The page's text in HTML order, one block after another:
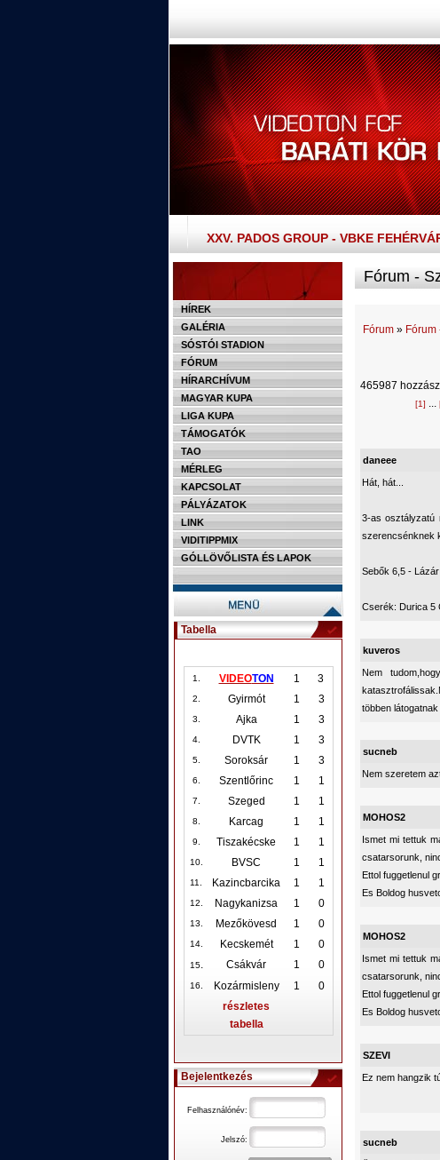
XXV. PADOS GROUP - VBKE
HÍREK
GALÉRIA
SÓSTÓI STADION
FÓRUM
HÍRARCHÍVUM
MAGYAR KUPA
LIGA KUPA
TÁMOGATÓK
TAO
MÉRLEG
KAPCSOLAT
PÁLYÁZATOK
LINK
VIDITIPPMIX
GÓLLÖVŐLISTA ÉS LAPOK
Tabella
1. VIDEOTON 1 3
2. Gyirmót 1 3
3. Ajka 1 3
4. DVTK 1 3
5. Soroksár 1 3
6. Szentlőrinc 1 1
7. Szeged 1 1
8. Karcag 1 1
9. Tiszakécske 1 1
10. BVSC 1 1
11. Kazincbarcika 1 1
12. Nagykanizsa 1 0
13. Mezőkövesd 1 0
14. Kecskemét 1 0
15. Csákvár 1 0
16. Kozármisleny 1
0
részletes
tabella
Bejelentkezés
Felhasználónév:
Jelszó:
Fórum -
Fórum » Fórum
465987
[1] ...
daneee
Hát, hát...
3-as osztályzatú
szerencsénknek
Sebők 6,5 -
Cserék: Durica 5
kuveros
Nem
többen látogatnak
sucneb
Nem szeretem
MOHOS2
Ismet mi tettuk
csatarsorunk,
Ettol fuggetlenul
Es Boldog
MOHOS2
Ismet mi tettuk
csatarsorunk,
Ettol fuggetlenul
Es Boldog
SZEVI
Ez nem hangzik
sucneb